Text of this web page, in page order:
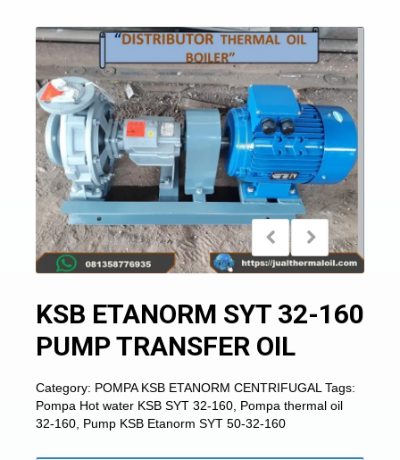
KSB ETANORM SYT 32-160
PUMP TRANSFER OIL
Category: POMPA KSB ETANORM CENTRIFUGAL Tags:
Pompa Hot water KSB SYT 32-160 Pompa thermal oil
32-160 Pump KSB Etanorm SYT 50-32-160